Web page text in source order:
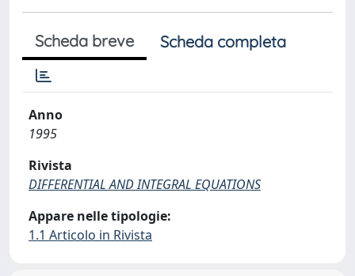
Scheda breve Scheda completa
Anno
1995
Rivista
DIFFERENTIAL AND INTEGRAL EQUATIONS
Appare nelle tipologie:
1.1 Articolo in Rivista